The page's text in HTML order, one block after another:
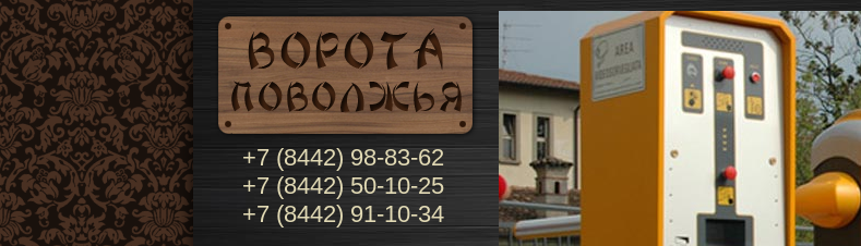
+7 (8442) 98-83-62
+7 (8442) 50-10-25
+7 (8442) 91-10-34